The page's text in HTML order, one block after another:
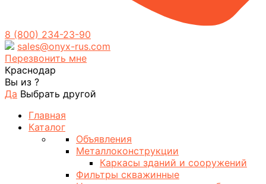
8 (800) 234-23-90
sales@onyx-rus.com
Перезвонить мне
Краснодар
Вы из ?
Да Выбрать другой
Главная
Каталог
Объявления
Металлоконструкции
Каркасы зданий и сооружений
Фильтры скважинные